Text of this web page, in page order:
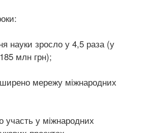
науки зросло у 4,5 раза (у
млн грн);
мережу міжнародних
участь у міжнародних